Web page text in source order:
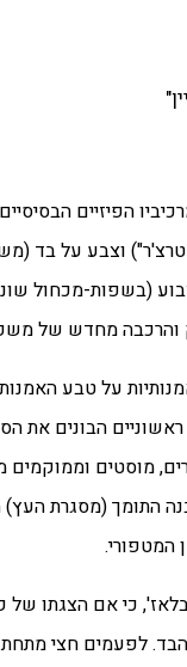
הפיזיים
וצבע על בד
(בשפות-מכחול
והרכבה מחדש של
הבונים את
מוסטים וממוקמים
התומך (מסגרת
המטפורי.
כי אם הצגתו של
לפעמים חצי